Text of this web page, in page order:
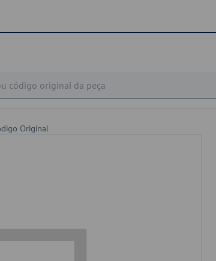
Original